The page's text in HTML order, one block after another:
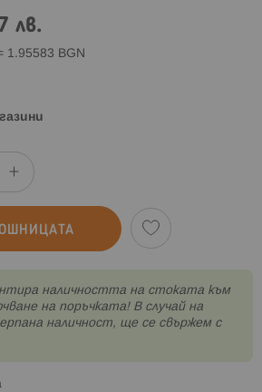
лв.
1.95583 BGN
наличността на стоката към
на поръчката! В случай на
наличност, ще се свържем с